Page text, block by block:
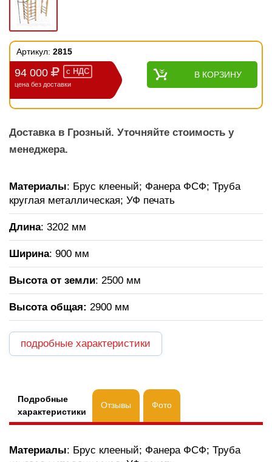
Артикул: 2815
94 000 с НДС
цена без доставки
В КОРЗИНУ
Доставка в Грозный. Уточняйте стоимость у
менеджера.
Материалы: Брус клееный; Фанера ФСФ; Труба
круглая металлическая; УФ печать
Длина: 3202 мм
Ширина: 900 мм
Высота от земли: 2500 мм
Высота общая: 2900 мм
подробные характеристики
Подробные
характеристики
Отзывы Фото
Материалы: Брус клееный; Фанера ФСФ; Труба